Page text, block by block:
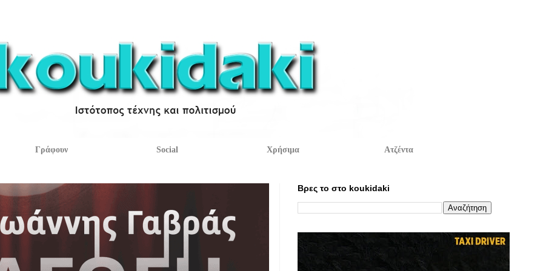
Γράφουν Social Χρήσιμα Ατζέντα
Βρες το στο koukidaki